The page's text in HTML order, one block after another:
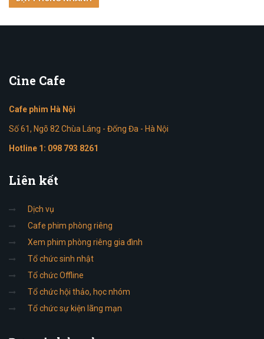
Cine Cafe
Cafe phim Hà Nội
Số 61, Ngõ 82 Chùa Láng - Đống Đa - Hà Nội
Hotline 1: 098 793 8261
Liên kết
Dịch vụ
Cafe phim phòng riêng
Xem phim phòng riêng gia đình
Tổ chức sinh nhật
Tổ chức Offline
Tổ chức hội thảo, học nhóm
Tổ chức sự kiện lãng mạn